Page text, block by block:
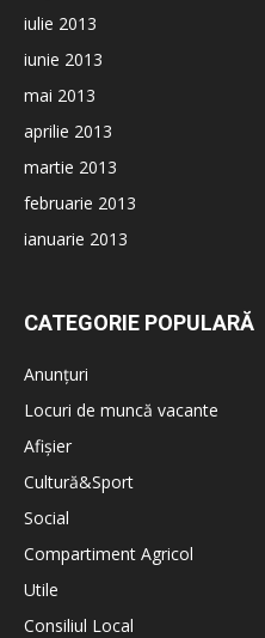
iulie 2013
iunie 2013
mai 2013
aprilie 2013
martie 2013
februarie 2013
ianuarie 2013
CATEGORIE POPULARĂ
Anunțuri
Locuri de muncă vacante
Afișier
Cultură&Sport
Social
Compartiment Agricol
Utile
Consiliul Local